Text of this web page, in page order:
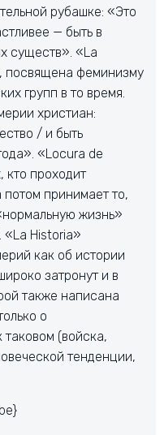
рубашке: «Это
— быть в
существ». «La
посвящена феминизму
групп в то время.
христиан:
/ и быть
«Locura de
кто проходит
принимает то,
жизнь»
«La Historia»
как об истории
затронут и в
также написана
о
таковом (войска,
тенденции,